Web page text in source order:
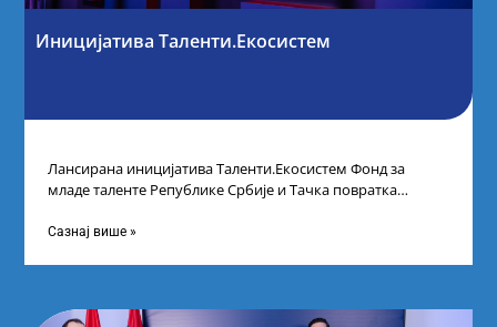
Иницијатива Таленти.Екосистем
Лансирана иницијатива Таленти.Екосистем Фонд за
младе таленте Републике Србије и Тачка повратка
догађају су се
Сазнај више »